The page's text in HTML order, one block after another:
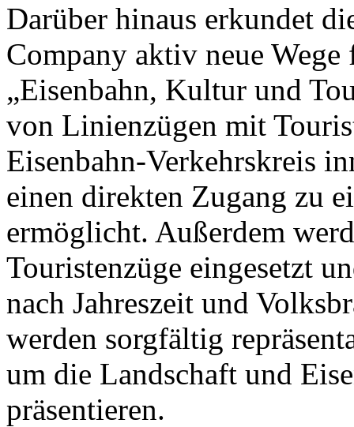
Darüber hinaus erkundet
Company aktiv neue
„Eisenbahn, Kultur und
von Linienzügen mit
Eisenbahn-Verkehrskreis
einen direkten Zugang zu
ermöglicht. Außerdem
Touristenzüge eingesetzt
nach Jahreszeit und
werden sorgfältig
um die Landschaft und
präsentieren.